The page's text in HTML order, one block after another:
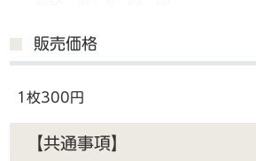
販売価格
1枚300円
【共通事項】